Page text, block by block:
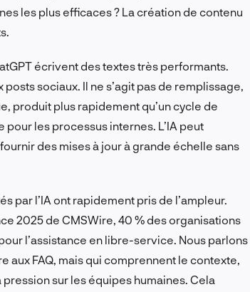
les plus efficaces ? La création de contenu
écrivent des textes très performants.
sociaux. Il ne s’agit pas de remplissage,
produit plus rapidement qu’un cycle de
les processus internes. L’IA peut
des mises à jour à grande échelle sans
par l’IA ont rapidement pris de l’ampleur.
2025 de CMSWire, 40 % des organisations
l’assistance en libre-service. Nous parlons
aux FAQ, mais qui comprennent le contexte,
sur les équipes humaines. Cela